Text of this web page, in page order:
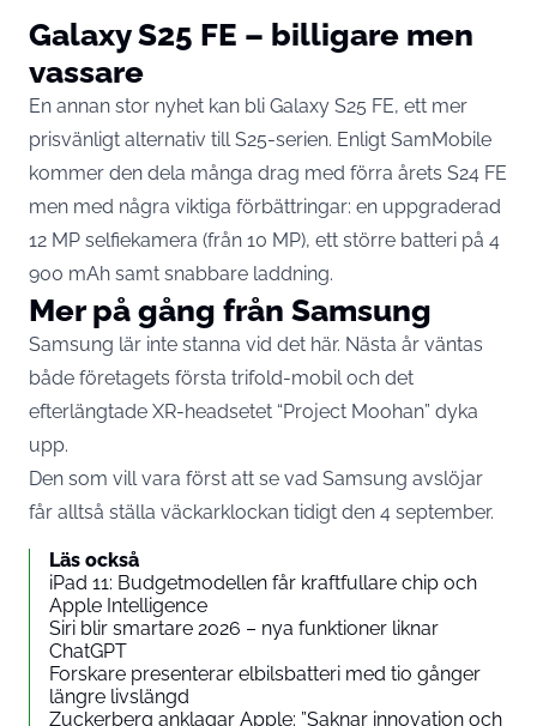
Galaxy S25 FE – billigare men
vassare
En annan stor nyhet kan bli Galaxy S25 FE, ett mer
prisvänligt alternativ till S25-serien. Enligt SamMobile
kommer den dela många drag med förra årets S24 FE
men med några viktiga förbättringar: en uppgraderad
12 MP selfiekamera (från 10 MP), ett större batteri på 4
900 mAh samt snabbare laddning.
Mer på gång från Samsung
Samsung lär inte stanna vid det här. Nästa år väntas
både företagets första trifold-mobil och det
efterlängtade XR-headsetet “Project Moohan” dyka
upp.
Den som vill vara först att se vad Samsung avslöjar
får alltså ställa väckarklockan tidigt den 4 september.
Läs också
iPad 11: Budgetmodellen får kraftfullare chip och
Apple Intelligence
Siri blir smartare 2026 – nya funktioner liknar
ChatGPT
Forskare presenterar elbilsbatteri med tio gånger
längre livslängd
Zuckerberg anklagar Apple: ”Saknar innovation och